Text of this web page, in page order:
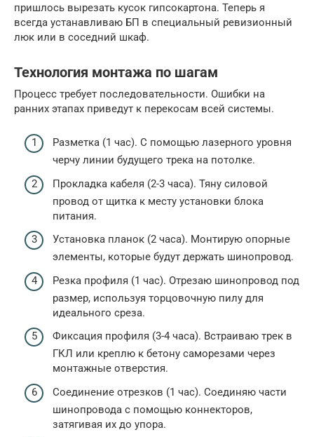
пришлось вырезать кусок гипсокартона. Теперь я
всегда устанавливаю БП в специальный ревизионный
люк или в соседний шкаф.
Технология монтажа по шагам
Процесс требует последовательности. Ошибки на
ранних этапах приведут к перекосам всей системы.
Разметка (1 час). С помощью лазерного уровня
черчу линии будущего трека на потолке.
Прокладка кабеля (2-3 часа). Тяну силовой
провод от щитка к месту установки блока
питания.
Установка планок (2 часа). Монтирую опорные
элементы, которые будут держать шинопровод.
Резка профиля (1 час). Отрезаю шинопровод под
размер, используя торцовочную пилу для
идеального среза.
Фиксация профиля (3-4 часа). Встраиваю трек в
ГКЛ или креплю к бетону саморезами через
монтажные отверстия.
Соединение отрезков (1 час). Соединяю части
шинопровода с помощью коннекторов,
затягивая их до упора.